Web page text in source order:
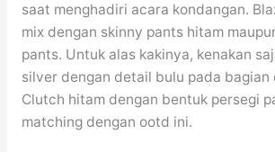
saat menghadiri acara kondangan.
mix dengan skinny pants hitam
pants. Untuk alas kakinya, kenakan
silver dengan detail bulu pada bagian
Clutch hitam dengan bentuk persegi
matching dengan ootd ini.